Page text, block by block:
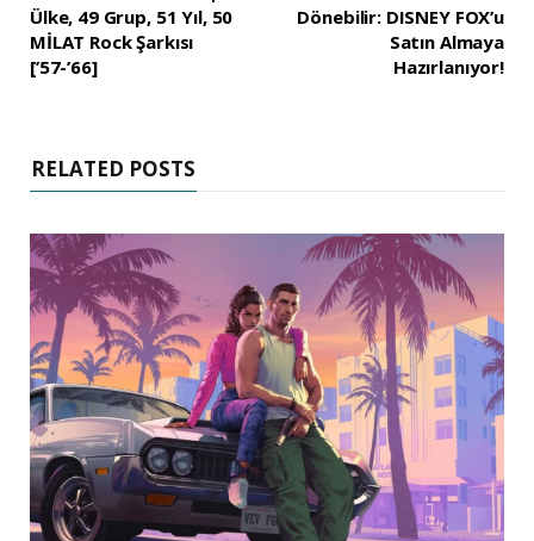
Ülke, 49 Grup, 51 Yıl, 50
MİLAT Rock Şarkısı
[’57-’66]
Dönebilir: DISNEY FOX’u
Satın Almaya
Hazırlanıyor!
RELATED POSTS